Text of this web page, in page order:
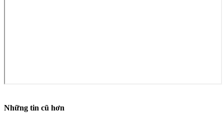
Những tin cũ hơn